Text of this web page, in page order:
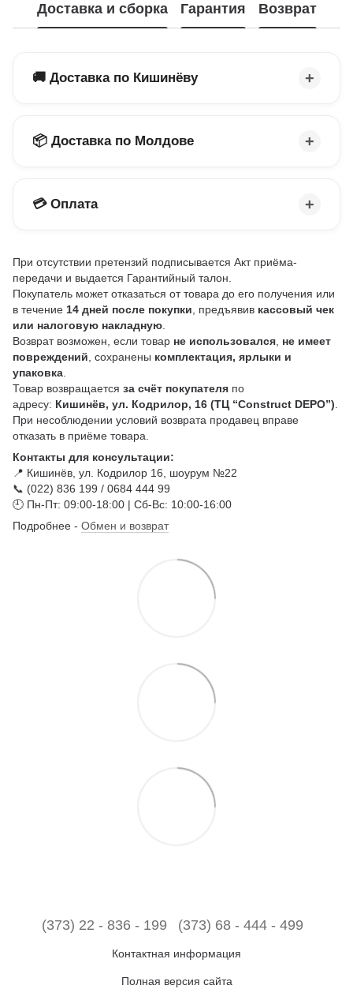
Доставка и сборка Гарантия Возврат
🚚 Доставка по Кишинёву
📦 Доставка по Молдове
💳 Оплата
При отсутствии претензий подписывается Акт приёма-
передачи и выдается Гарантийный талон.
Покупатель может отказаться от товара до его получения или
в течение 14 дней после покупки , предъявив кассовый чек
или налоговую накладную
Возврат возможен, если товар не использовался не имеет
повреждений , сохранены комплектация, ярлыки и
упаковка
Товар возвращается за счёт покупателя по
адресу: Кишинёв, ул. Кодрилор, 16 (ТЦ “Construct DEPO”)
При несоблюдении условий возврата продавец вправе
отказать в приёме товара.
Контакты для консультации:
📍 Кишинёв, ул. Кодрилор 16, шоурум №22
📞 (022) 836 199 / 0684 444 99
🕘 Пн-Пт: 09:00-18:00 | Сб-Вс: 10:00-16:00
Подробнее - Обмен и возврат
(373) 22 - 836 - 199 (373) 68 - 444 - 499
Контактная информация
Полная версия сайта